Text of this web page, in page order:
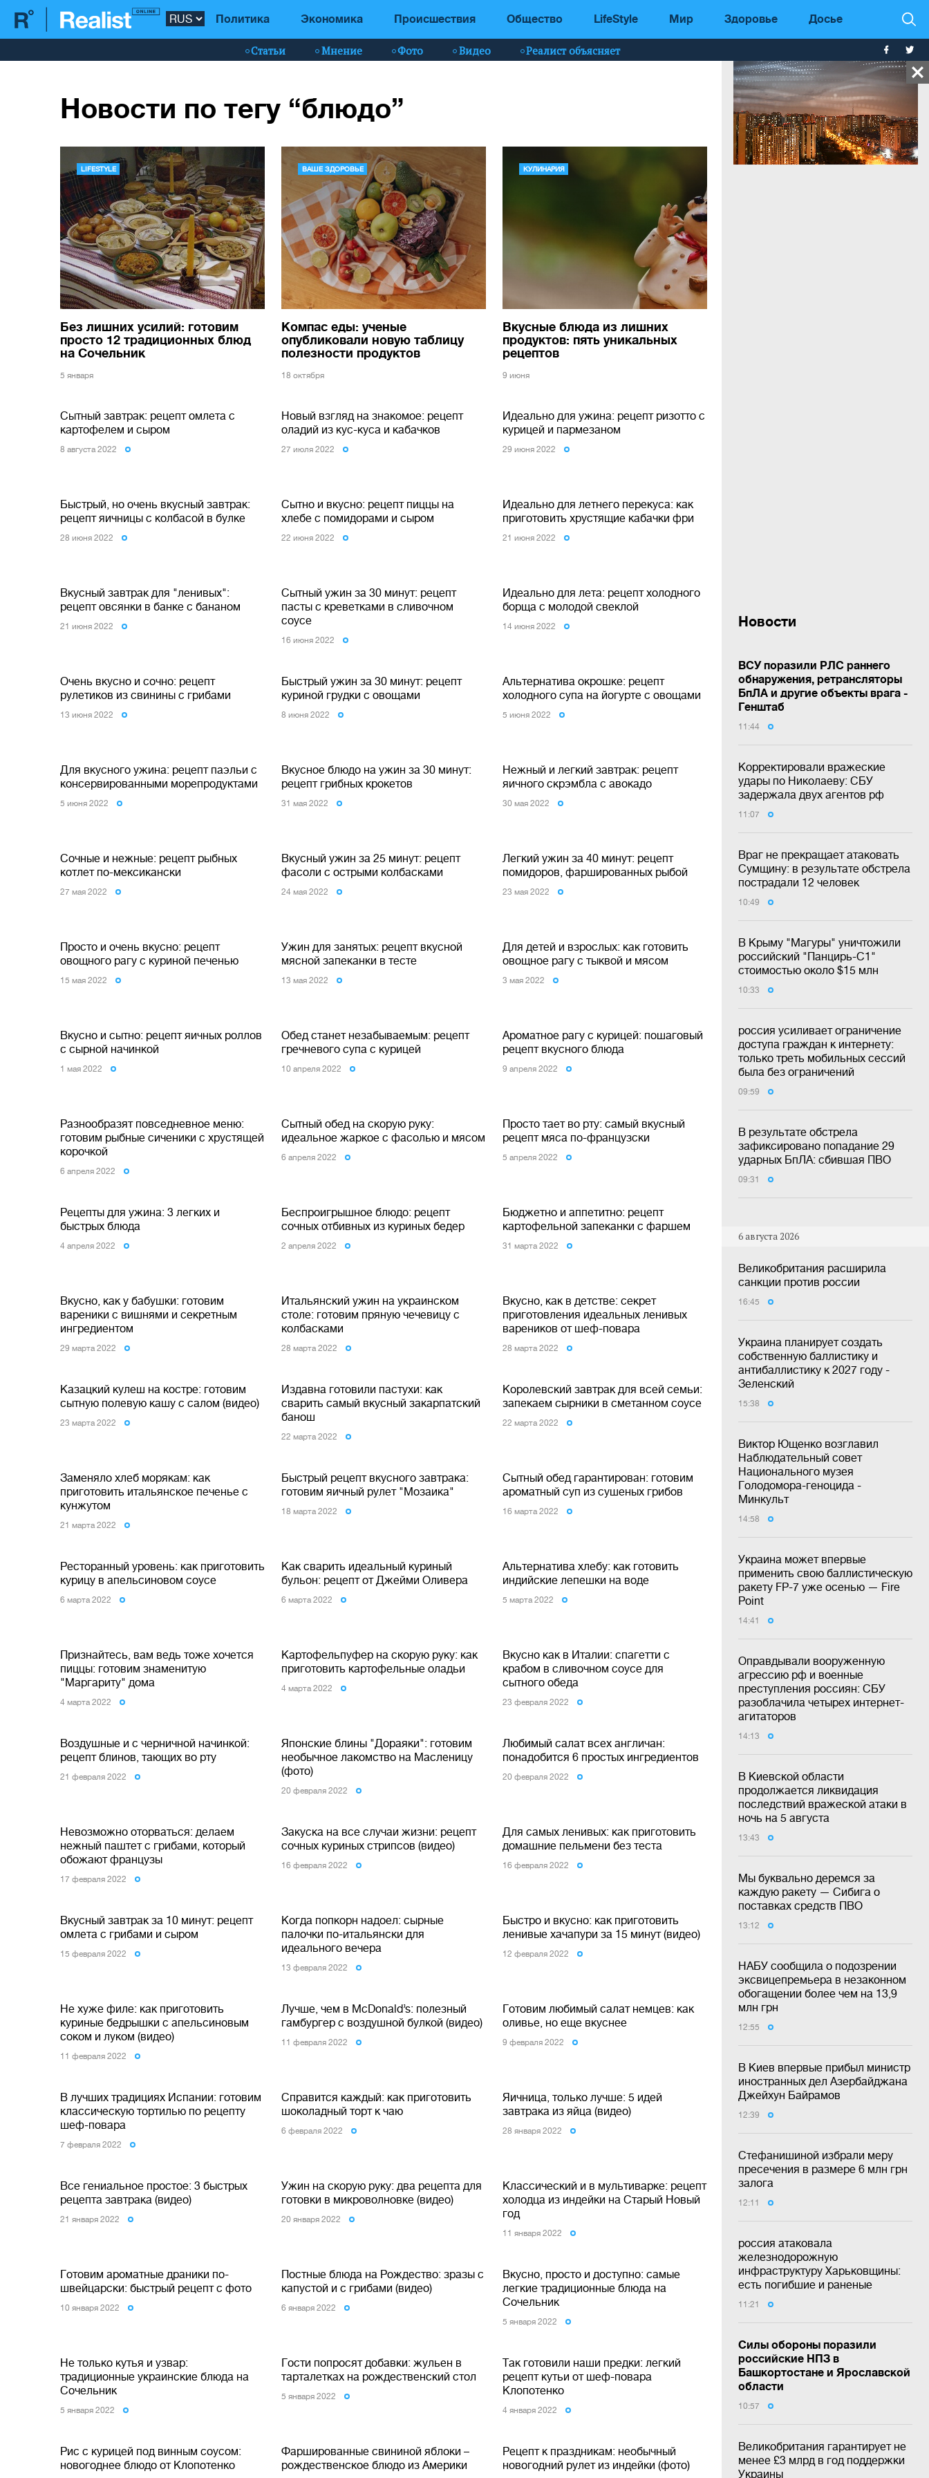
Политика Экономика Происшествия Общество LifeStyle Мир Здоровье Досье
Статьи Мнение Фото Видео Реалист объясняет
Новости
ВСУ поразили РЛС раннего
обнаружения, ретрансляторы
БпЛА и другие объекты врага -
Генштаб
11:44
Корректировали вражеские
удары по Николаеву: СБУ
задержала двух агентов рф
11:07
Враг не прекращает атаковать
Сумщину: в результате обстрела
пострадали 12 человек
10:49
В Крыму "Магуры" уничтожили
российский "Панцирь-С1"
стоимостью около $15 млн
10:33
россия усиливает ограничение
доступа граждан к интернету:
только треть мобильных сессий
была без ограничений
09:59
В результате обстрела
зафиксировано попадание 29
ударных БпЛА: сбившая ПВО
09:31
6 августа 2026
Великобритания расширила
санкции против россии
16:45
Украина планирует создать
собственную баллистику и
антибаллистику к 2027 году -
Зеленский
15:38
Виктор Ющенко возглавил
Наблюдательный совет
Национального музея
Голодомора-геноцида -
Минкульт
14:58
Украина может впервые
применить свою баллистическую
ракету FP-7 уже осенью — Fire
Point
14:41
Оправдывали вооруженную
агрессию рф и военные
преступления россиян: СБУ
разоблачила четырех интернет-
агитаторов
14:13
В Киевской области
продолжается ликвидация
последствий вражеской атаки в
ночь на 5 августа
13:43
Мы буквально деремся за
каждую ракету — Сибига о
поставках средств ПВО
13:12
НАБУ сообщила о подозрении
эксвицепремьера в незаконном
обогащении более чем на 13,9
млн грн
12:55
В Киев впервые прибыл министр
иностранных дел Азербайджана
Джейхун Байрамов
12:39
Стефанишиной избрали меру
пресечения в размере 6 млн грн
залога
12:11
россия атаковала
железнодорожную
инфраструктуру Харьковщины:
есть погибшие и раненые
11:21
Силы обороны поразили
российские НПЗ в
Башкортостане и Ярославской
области
10:57
Великобритания гарантирует не
менее £3 млрд в год поддержки
Украины
Новости по тегу “блюдо”
LIFESTYLE
Без лишних усилий: готовим
просто 12 традиционных блюд
на Сочельник
5 января
ВАШЕ ЗДОРОВЬЕ
Компас еды: ученые
опубликовали новую таблицу
полезности продуктов
18 октября
КУЛИНАРИЯ
Вкусные блюда из лишних
продуктов: пять уникальных
рецептов
9 июня
Сытный завтрак: рецепт омлета с
картофелем и сыром
8 августа 2022
Новый взгляд на знакомое: рецепт
оладий из кус-куса и кабачков
27 июля 2022
Идеально для ужина: рецепт ризотто с
курицей и пармезаном
29 июня 2022
Быстрый, но очень вкусный завтрак:
рецепт яичницы с колбасой в булке
28 июня 2022
Сытно и вкусно: рецепт пиццы на
хлебе с помидорами и сыром
22 июня 2022
Идеально для летнего перекуса: как
приготовить хрустящие кабачки фри
21 июня 2022
Вкусный завтрак для "ленивых":
рецепт овсянки в банке с бананом
21 июня 2022
Сытный ужин за 30 минут: рецепт
пасты с креветками в сливочном
соусе
16 июня 2022
Идеально для лета: рецепт холодного
борща с молодой свеклой
14 июня 2022
Очень вкусно и сочно: рецепт
рулетиков из свинины с грибами
13 июня 2022
Быстрый ужин за 30 минут: рецепт
куриной грудки с овощами
8 июня 2022
Альтернатива окрошке: рецепт
холодного супа на йогурте с овощами
5 июня 2022
Для вкусного ужина: рецепт паэльи с
консервированными морепродуктами
5 июня 2022
Вкусное блюдо на ужин за 30 минут:
рецепт грибных крокетов
31 мая 2022
Нежный и легкий завтрак: рецепт
яичного скрэмбла с авокадо
30 мая 2022
Сочные и нежные: рецепт рыбных
котлет по-мексикански
27 мая 2022
Вкусный ужин за 25 минут: рецепт
фасоли с острыми колбасками
24 мая 2022
Легкий ужин за 40 минут: рецепт
помидоров, фаршированных рыбой
23 мая 2022
Просто и очень вкусно: рецепт
овощного рагу с куриной печенью
15 мая 2022
Ужин для занятых: рецепт вкусной
мясной запеканки в тесте
13 мая 2022
Для детей и взрослых: как готовить
овощное рагу с тыквой и мясом
3 мая 2022
Вкусно и сытно: рецепт яичных роллов
с сырной начинкой
1 мая 2022
Обед станет незабываемым: рецепт
гречневого супа с курицей
10 апреля 2022
Ароматное рагу с курицей: пошаговый
рецепт вкусного блюда
9 апреля 2022
Разнообразят повседневное меню:
готовим рыбные сиченики с хрустящей
корочкой
6 апреля 2022
Cытный обед на скорую руку:
идеальное жаркое с фасолью и мясом
6 апреля 2022
Просто тает во рту: самый вкусный
рецепт мяса по-французски
5 апреля 2022
Рецепты для ужина: 3 легких и
быстрых блюда
4 апреля 2022
Беспроигрышное блюдо: рецепт
сочных отбивных из куриных бедер
2 апреля 2022
Бюджетно и аппетитно: рецепт
картофельной запеканки с фаршем
31 марта 2022
Вкусно, как у бабушки: готовим
вареники с вишнями и секретным
ингредиентом
29 марта 2022
Итальянский ужин на украинском
столе: готовим пряную чечевицу с
колбасками
28 марта 2022
Вкусно, как в детстве: секрет
приготовления идеальных ленивых
вареников от шеф-повара
28 марта 2022
Казацкий кулеш на костре: готовим
сытную полевую кашу с салом (видео)
23 марта 2022
Издавна готовили пастухи: как
сварить самый вкусный закарпатский
банош
22 марта 2022
Королевский завтрак для всей семьи:
запекаем сырники в сметанном соусе
22 марта 2022
Заменяло хлеб морякам: как
приготовить итальянское печенье с
кунжутом
21 марта 2022
Быстрый рецепт вкусного завтрака:
готовим яичный рулет "Мозаика"
18 марта 2022
Сытный обед гарантирован: готовим
ароматный суп из сушеных грибов
16 марта 2022
Ресторанный уровень: как приготовить
курицу в апельсиновом соусе
6 марта 2022
Как сварить идеальный куриный
бульон: рецепт от Джейми Оливера
6 марта 2022
Альтернатива хлебу: как готовить
индийские лепешки на воде
5 марта 2022
Признайтесь, вам ведь тоже хочется
пиццы: готовим знаменитую
"Маргариту" дома
4 марта 2022
Картофельпуфер на скорую руку: как
приготовить картофельные оладьи
4 марта 2022
Вкусно как в Италии: спагетти с
крабом в сливочном соусе для
сытного обеда
23 февраля 2022
Воздушные и с черничной начинкой:
рецепт блинов, тающих во рту
21 февраля 2022
Японские блины "Дораяки": готовим
необычное лакомство на Масленицу
(фото)
20 февраля 2022
Любимый салат всех англичан:
понадобится 6 простых ингредиентов
20 февраля 2022
Невозможно оторваться: делаем
нежный паштет с грибами, который
обожают французы
17 февраля 2022
Закуска на все случаи жизни: рецепт
сочных куриных стрипсов (видео)
16 февраля 2022
Для самых ленивых: как приготовить
домашние пельмени без теста
16 февраля 2022
Вкусный завтрак за 10 минут: рецепт
омлета с грибами и сыром
15 февраля 2022
Когда попкорн надоел: сырные
палочки по-итальянски для
идеального вечера
13 февраля 2022
Быстро и вкусно: как приготовить
ленивые хачапури за 15 минут (видео)
12 февраля 2022
Не хуже филе: как приготовить
куриные бедрышки с апельсиновым
соком и луком (видео)
11 февраля 2022
Лучше, чем в McDonald’s: полезный
гамбургер с воздушной булкой (видео)
11 февраля 2022
Готовим любимый салат немцев: как
оливье, но еще вкуснее
9 февраля 2022
В лучших традициях Испании: готовим
классическую тортилью по рецепту
шеф-повара
7 февраля 2022
Справится каждый: как приготовить
шоколадный торт к чаю
6 февраля 2022
Яичница, только лучше: 5 идей
завтрака из яйца (видео)
28 января 2022
Все гениальное простое: 3 быстрых
рецепта завтрака (видео)
21 января 2022
Ужин на скорую руку: два рецепта для
готовки в микроволновке (видео)
20 января 2022
Классический и в мультиварке: рецепт
холодца из индейки на Старый Новый
год
11 января 2022
Готовим ароматные драники по-
швейцарски: быстрый рецепт с фото
10 января 2022
Постные блюда на Рождество: зразы с
капустой и с грибами (видео)
6 января 2022
Вкусно, просто и доступно: самые
легкие традиционные блюда на
Сочельник
5 января 2022
Не только кутья и узвар:
традиционные украинские блюда на
Сочельник
5 января 2022
Гости попросят добавки: жульен в
тарталетках на рождественский стол
5 января 2022
Так готовили наши предки: легкий
рецепт кутьи от шеф-повара
Клопотенко
4 января 2022
Рис с курицей под винным соусом:
новогоднее блюдо от Клопотенко
Фаршированные свининой яблоки –
рождественское блюдо из Америки
Рецепт к праздникам: необычный
новогодний рулет из индейки (фото)